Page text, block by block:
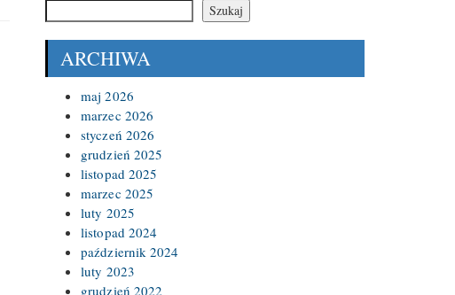
Szukaj
ARCHIWA
maj 2026
marzec 2026
styczeń 2026
grudzień 2025
listopad 2025
marzec 2025
luty 2025
listopad 2024
październik 2024
luty 2023
grudzień 2022